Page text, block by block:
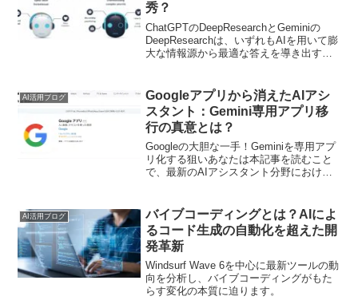
秀？
ChatGPTのDeepResearchとGeminiの
DeepResearchは、いずれもAIを用いて膨
大な情報源から最適な答えを導き出す強
のはどちらなのか」などの疑...
AI活用ブログ
Googleアプリから消えたAIアシ
スタント：Gemini専用アプリ移
行の真意とは？
Googleの大胆な一手！Geminiを専用アプ
リ化する狙いあなたは本記事を読むこと
で、最新のAIアシスタント分野における
られます。「iOSのGoogleアプリから消
え...
AI活用ブログ
バイブコーディングとは？AIによ
るコード生成の自動化を超えた開
発革新
Windsurf Wave 6を中心に最新ツールの動
向を分析し、バイブコーディングがもた
らす変化の本質に迫ります。